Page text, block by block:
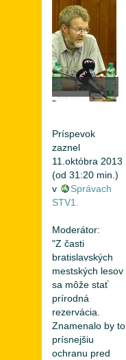
Príspevok
zaznel
11.októbra 2013
(od 31:20 min.)
v
Správach
STV1.
Moderátor:
"Z časti
bratislavských
mestských lesov
sa môže stať
prírodná
rezervácia.
Znamenalo by to
prísnejšiu
ochranu pred